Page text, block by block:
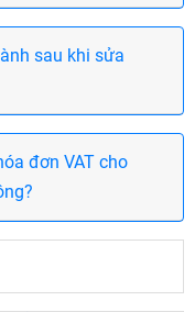
sau khi sửa
đơn VAT cho